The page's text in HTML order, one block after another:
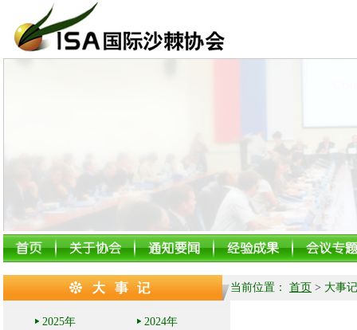
当前位置： 首页 > 大事记
2025年
2024年